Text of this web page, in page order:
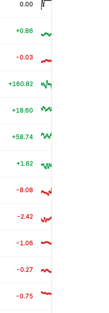
0.00
+0.86
-0.03
+160.82
+18.60
+58.74
+1.62
-8.08
-2.42
-1.06
-0.27
-0.75